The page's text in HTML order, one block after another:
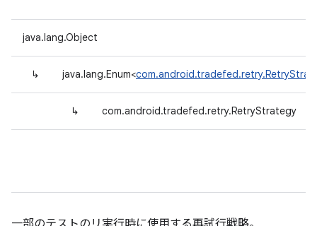
java.lang.Object
↳ java.lang.Enum<
↳ com.android.tradefed.retry.RetryStrategy